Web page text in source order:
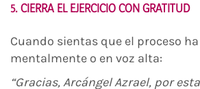
5. CIERRA EL EJERCICIO CON GRATITUD
Cuando sientas que el proceso
mentalmente o en voz alta:
“Gracias, Arcángel Azrael, por